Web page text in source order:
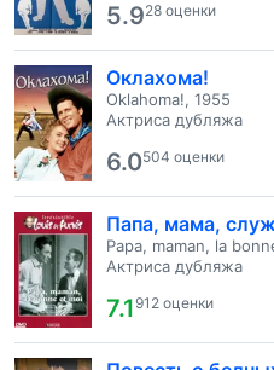
5.928 оценки
Оклахома!
Oklahoma!, 1955
Актриса дубляжа
6.0504 оценки
Папа, мама,
Papa, maman, la
Актриса дубляжа
7.1912 оценки